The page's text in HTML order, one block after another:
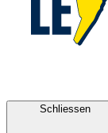
Schliessen